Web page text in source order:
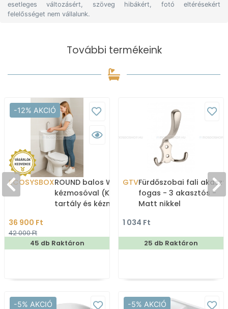
esetleges változásért, szöveg hibákért, fotó eltérésekért
felelősséget nem vállalunk.
További termékeink
-12% AKCIÓ
ECOSYSBOXROUND balos WC tartály
kézmosóval (Kombi WC
tartály és kézmosó)
36 900 Ft
42 000 Ft
45 db Raktáron
GTVFürdőszobai fali
fogas - 3 akasztós -
Matt nikkel
1 034 Ft
25 db Raktáron
-5% AKCIÓ -5% AKCIÓ